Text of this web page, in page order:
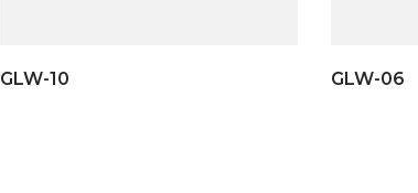
GLW-10 GLW-06